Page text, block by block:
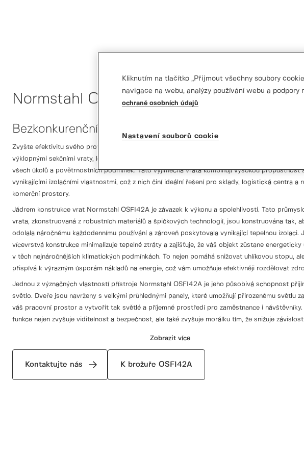
Normstahl OSFI42A
Bezkonkurenční výkon pro vaše obchodní potřeby
Zvyšte efektivitu svého provozu s výklopnými sekčními vraty Normstahl OSFI42A - dokonalými
výklopnými sekčními vraty, která jsou vyrobena tak, aby zajistila bezproblémový provoz vaší
všech úkolů a povětrnostních podmínek. Tato výjimečná vrata kombinují vysokou propustnost
vynikajícími izolačními vlastnostmi, což z nich činí ideální řešení pro sklady, logistická centra a
komerční prostory.
Jádrem konstrukce vrat Normstahl OSFI42A je závazek k výkonu a spolehlivosti. Tato
vrata, zkonstruovaná z robustních materiálů a špičkových technologií, jsou konstruována tak,
odolala náročnému každodennímu používání a zároveň poskytovala vynikající tepelnou izolaci.
vícevrstvá konstrukce minimalizuje tepelné ztráty a zajišťuje, že váš objekt zůstane energeticky
v těch nejnáročnějších klimatických podmínkách. To nejen pomáhá snižovat uhlíkovou stopu,
přispívá k výrazným úsporám nákladů na energie, což vám umožňuje efektivněji rozdělovat
Jednou z význačných vlastností přístroje Normstahl OSFI42A je jeho působivá schopnost
světlo. Dveře jsou navrženy s velkými průhlednými panely, které umožňují přirozenému světlu
váš pracovní prostor a vytvořit tak světlé a příjemné prostředí pro zaměstnance i návštěvníky.
funkce nejen zvyšuje viditelnost a bezpečnost, ale také zvyšuje morálku tím, že snižuje
přizpůsobit tak, aby vyhovoval široké škále architektonických stylů a provozních požadavků.
bez problémů začlenit do jakékoliv komerční estetiky a zároveň poskytovat robustní funkčnost
potřebnou pro průmyslové aplikace. Její modulární konstrukce umožňuje snadnou instalaci a
Zobrazit více
Kontaktujte nás K brožuře OSFI42A
Kliknutím na tlačítko „Přijmout všechny soubory
navigace na webu, analýzy používání webu a
ochraně osobních údajů
Nastavení souborů cookie